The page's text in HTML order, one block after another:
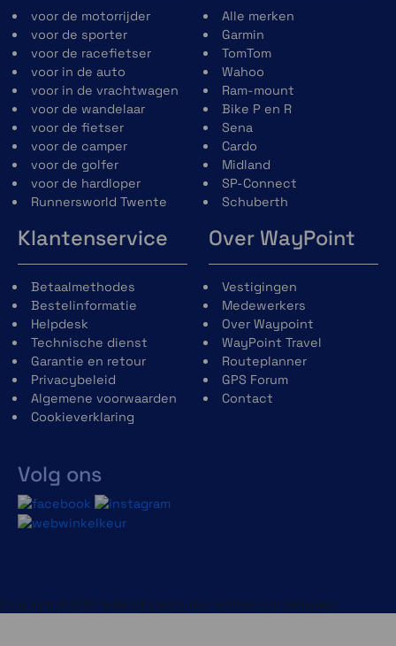
voor de motorrijder
voor de sporter
voor de racefietser
voor in de auto
voor in de vrachtwagen
voor de wandelaar
voor de fietser
voor de camper
voor de golfer
voor de hardloper
Runnersworld Twente
Alle merken
Garmin
TomTom
Wahoo
Ram-mount
Bike P en R
Sena
Cardo
Midland
SP-Connect
Schuberth
Klantenservice
Betaalmethodes
Bestelinformatie
Helpdesk
Technische dienst
Garantie en retour
Privacybeleid
Algemene voorwaarden
Cookieverklaring
Volg ons
Over WayPoint
Vestigingen
Medewerkers
Over Waypoint
WayPoint Travel
Routeplanner
GPS Forum
Contact
Copyright © 2013-heden Magento. Alle rechten voorbehouden.